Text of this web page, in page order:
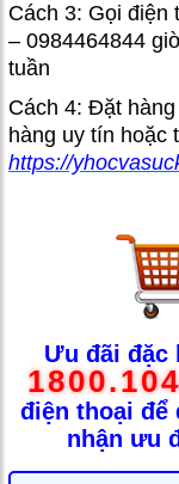
Cách 3: Gọi điện
– 0984464844
tuần
Cách 4: Đặt
hàng uy tín hoặc
https://
Ưu đãi đặc
điện thoại để
nhận ưu